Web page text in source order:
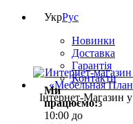
УкрРус
Новинки
Доставка
Гарантія
Контакти
Ми
працюємо:з
10:00 до
Інтернет-Магазин у